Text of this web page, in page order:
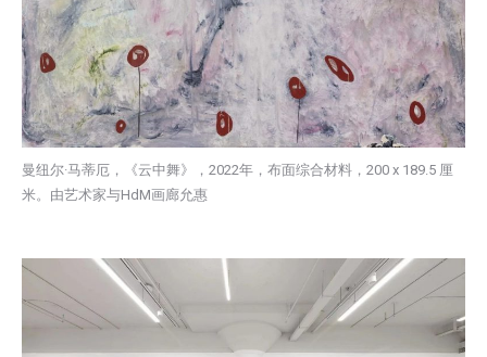
曼纽尔·马蒂厄，《云中舞》，2022年，布面综合材料，200 x 189.5 厘
米。由艺术家与HdM画廊允惠